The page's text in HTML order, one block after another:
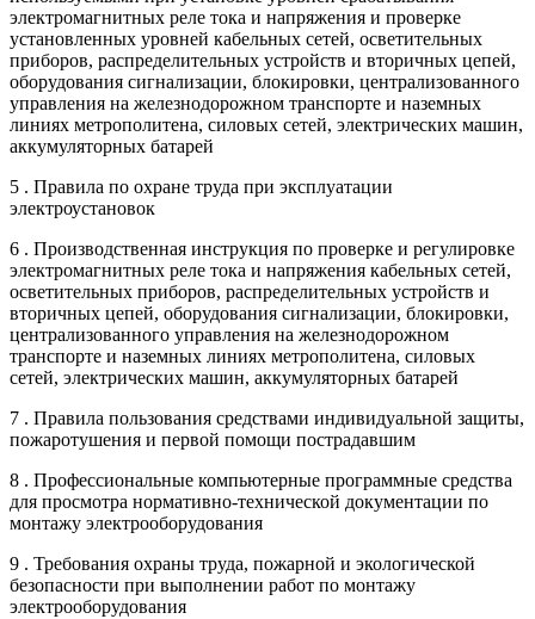
электромагнитных реле тока и напряжения и проверке
установленных уровней кабельных сетей, осветительных
приборов, распределительных устройств и вторичных цепей,
оборудования сигнализации, блокировки, централизованного
управления на железнодорожном транспорте и наземных
линиях метрополитена, силовых сетей, электрических машин,
аккумуляторных батарей
5 . Правила по охране труда при эксплуатации
электроустановок
6 . Производственная инструкция по проверке и регулировке
электромагнитных реле тока и напряжения кабельных сетей,
осветительных приборов, распределительных устройств и
вторичных цепей, оборудования сигнализации, блокировки,
централизованного управления на железнодорожном
транспорте и наземных линиях метрополитена, силовых
сетей, электрических машин, аккумуляторных батарей
7 . Правила пользования средствами индивидуальной защиты,
пожаротушения и первой помощи пострадавшим
8 . Профессиональные компьютерные программные средства
для просмотра нормативно-технической документации по
монтажу электрооборудования
9 . Требования охраны труда, пожарной и экологической
безопасности при выполнении работ по монтажу
электрооборудования